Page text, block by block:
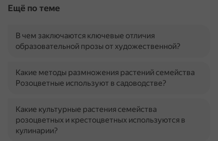
Ещё по теме
В чем заключаются ключевые отличия
образовательной прозы от художественной?
Какие методы размножения растений семейства
Розоцветные используют в садоводстве?
Какие культурные растения семейства
розоцветных и крестоцветных используются в
кулинарии?